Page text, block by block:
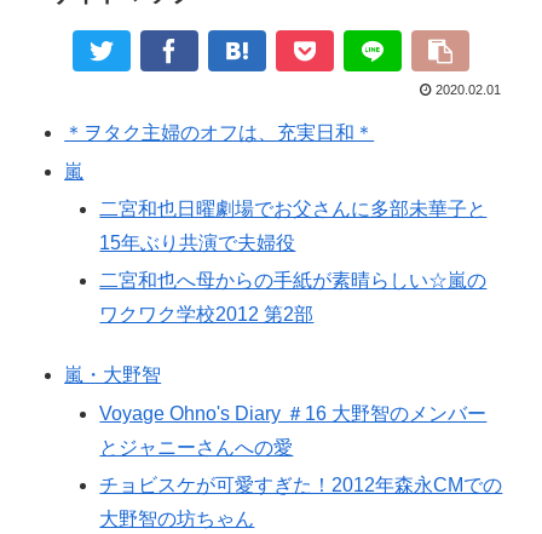
2020.02.01
＊ヲタク主婦のオフは、充実日和＊
嵐
二宮和也日曜劇場でお父さんに多部未華子と
15年ぶり共演で夫婦役
二宮和也へ母からの手紙が素晴らしい☆嵐の
ワクワク学校2012 第2部
嵐・大野智
Voyage Ohno's Diary ＃16 大野智のメンバー
とジャニーさんへの愛
チョビスケが可愛すぎた！2012年森永CMでの
大野智の坊ちゃん